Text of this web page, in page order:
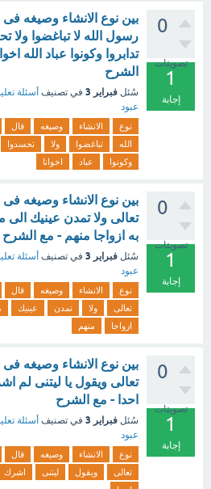
0
تصويتات
1
إجابة
بين نوع الانشاء وصيغه
رسول الله لا تباغضوا ولا
تدابروا وكونوا عباد الله
الشرح
سُئل فبراير 3 في تصنيف أسئلة
عبود
نوع الانشاء وصيغه قال
الله
تباغضوا ولا تحسدوا
وكونوا
عباد اخوانا
0
تصويتات
1
إجابة
بين نوع الانشاء وصيغه فى
تعالى ولا تمدن عينيك الى
به ازواجا منهم - مع الشرح
سُئل فبراير 3 في تصنيف أسئلة
عبود
نوع الانشاء وصيغه قال
تعالى
ولا تمدن عينيك
ازواجا
منهم
0
تصويتات
1
إجابة
بين نوع الانشاء وصيغه فى
تعالى ويقول يا ليتنى لم
احدا - مع الشرح
سُئل فبراير 3 في تصنيف أسئلة
عبود
نوع الانشاء وصيغه قال
تعالى
ويقول ليتنى اشرك